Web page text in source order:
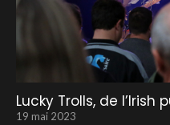
Lucky Trolls, de
19 mai 2023